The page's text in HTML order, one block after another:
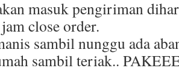
masuk pengiriman
close order.
sambil nunggu ada
sambil teriak..